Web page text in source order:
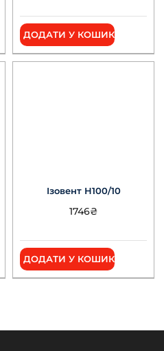
ДОДАТИ У КОШИК
Ізовент Н100/10
1746₴
ДОДАТИ У КОШИК